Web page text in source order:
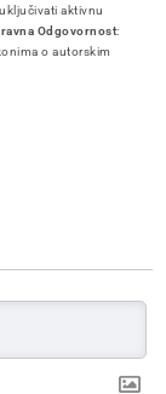
aktivnu
Odgovornost:
o autorskim